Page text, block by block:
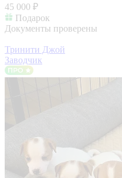
45 000 ₽
Подарок
Документы проверены
Тринити Джой
Заводчик